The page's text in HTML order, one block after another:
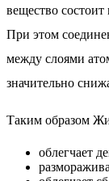
вещество
При этом
между слоями
значительно
Таким образом
облегчает